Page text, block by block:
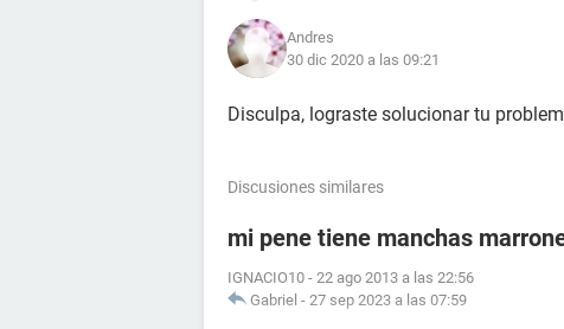
Andres
30 dic 2020 a las 09:21
Disculpa, lograste solucionar tu
Discusiones similares
mi pene tiene manchas
IGNACIO10 - 22 ago 2013 a las 22:56
Gabriel - 27 sep 2023 a las 07:59